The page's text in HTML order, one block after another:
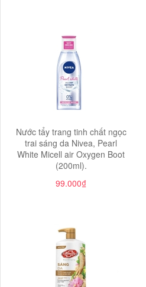
Nước tẩy trang tinh chất ngọc
trai sáng da Nivea, Pearl
White Micell air Oxygen Boot
(200ml).
99.000₫